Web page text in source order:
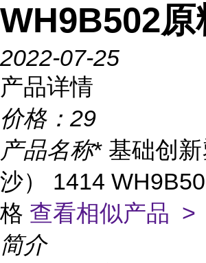
WH9B502原
2022-07-25
产品详情
价格： 29
产品名称* 基础创
沙） 1414
格 查看相似产品 >
简介